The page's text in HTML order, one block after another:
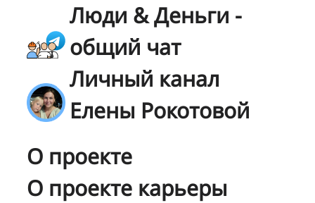
Люди & Деньги -
общий чат
Личный канал
Елены Рокотовой
О проекте
О проекте карьеры